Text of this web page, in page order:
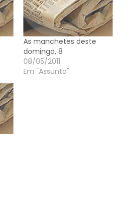
As manchetes deste
domingo, 8
08/05/2011
Em "Assunto"